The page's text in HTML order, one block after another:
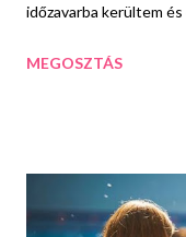
időzavarba kerültem
Nézzük hát, mik azok
derékon viselt vastag
legnagyobb trendje
MEGOSZTÁS